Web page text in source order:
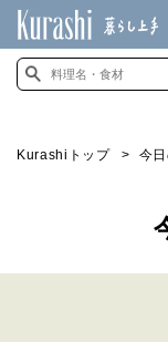
Kurashiトップ 今